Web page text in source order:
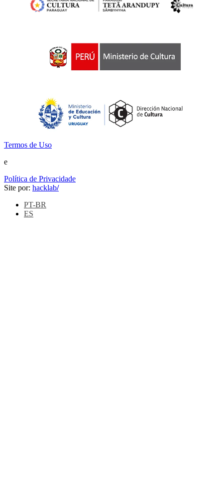
Termos de Uso
e
Política de Privacidade
Site por: hacklab/
PT-BR
ES